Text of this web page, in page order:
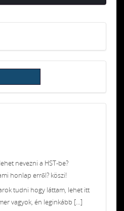
nevezni a HST-be?
honlap erről? köszi!
tudni hogy láttam, lehet itt
vagyok, én leginkább [...]